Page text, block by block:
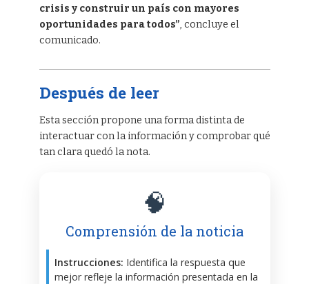
crisis y construir un país con mayores
oportunidades para todos”, concluye el
comunicado.
Después de leer
Esta sección propone una forma distinta de
interactuar con la información y comprobar qué
tan clara quedó la nota.
🧠
Comprensión de la noticia
Instrucciones: Identifica la respuesta que
mejor refleje la información presentada en la